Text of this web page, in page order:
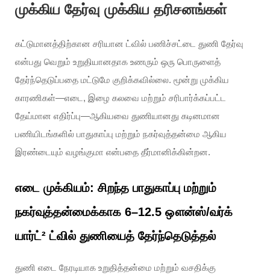
முக்கிய தேர்வு முக்கிய தரிசனங்கள்
கட்டுமானத்திற்கான சரியான ட்வில் பணிச்சட்டை துணி தேர்வு
என்பது வெறும் உறுதியானதாக உணரும் ஒரு பொருளைத்
தேர்ந்தெடுப்பதை மட்டுமே குறிக்கவில்லை. மூன்று முக்கிய
காரணிகள்—எடை, இழை கலவை மற்றும் சரிபார்க்கப்பட்ட
தேய்மான எதிர்ப்பு—ஆகியவை துணியானது கடினமான
பணியிடங்களில் பாதுகாப்பு மற்றும் நகர்வுத்தன்மை ஆகிய
இரண்டையும் வழங்குமா என்பதை தீர்மானிக்கின்றன.
எடை முக்கியம்: சிறந்த பாதுகாப்பு மற்றும்
நகர்வுத்தன்மைக்காக 6–12.5 ஔன்ஸ்/வர்க்
யார்ட்² ட்வில் துணியைத் தேர்ந்தெடுத்தல்
துணி எடை நேரடியாக உறுதித்தன்மை மற்றும் வசதிக்கு